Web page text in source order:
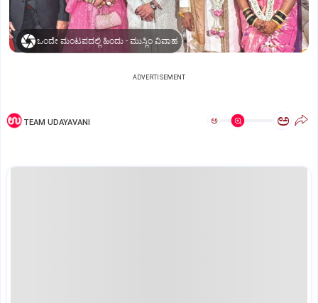
ಒಂದೇ ಮಂಟಪದಲ್ಲಿ ಹಿಂದು - ಮುಸ್ಲಿಂ ವಿವಾಹ
ADVERTISEMENT
TEAM UDAYAVANI ಅ ಅ